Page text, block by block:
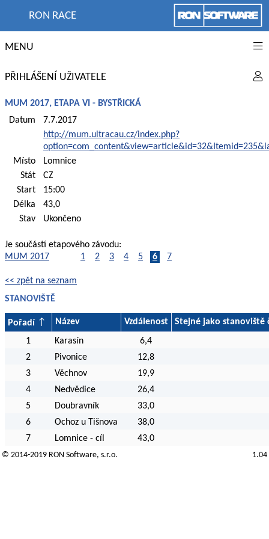
RON RACE
MENU
PŘIHLÁŠENÍ UŽIVATELE
MUM 2017, ETAPA VI - BYSTŘICKÁ
Datum
7.7.2017
http://mum.ultracau.cz/index.php?
Místo
Lomnice
Stát
CZ
Start
15:00
Délka
43,0
Stav
Ukončeno
Je součástí etapového závodu:
MUM 2017
1 2 3 4 5 6 7
<< zpět na seznam
STANOVIŠTĚ
Pořadí Název Vzdálenost
Stejné jako stanoviště
1
Karasín
6,4
2
Pivonice
12,8
3
Věchnov
19,9
4
Nedvědice
26,4
5
Doubravník
33,0
6
Ochoz u Tišnova
38,0
7
Lomnice - cíl 43,0
© 2014-2019 RON Software, s.r.o. 1.04